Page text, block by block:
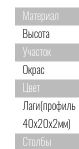
Материал
Высота
Участок
Окрас
Цвет
Лаги(профиль
40х20х2мм)
Столбы